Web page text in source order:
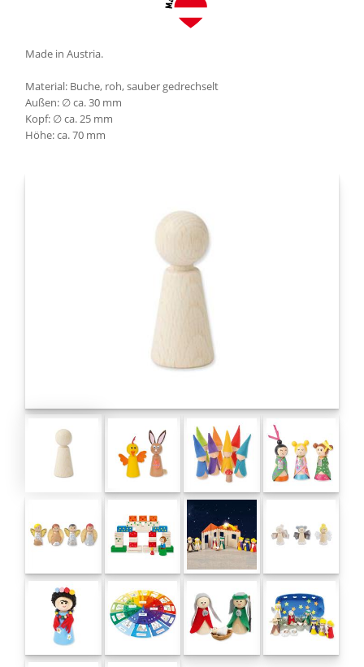
Made in Austria.
Material: Buche, roh, sauber gedrechselt
Außen: ∅ ca. 30 mm
Kopf: ∅ ca. 25 mm
Höhe: ca. 70 mm